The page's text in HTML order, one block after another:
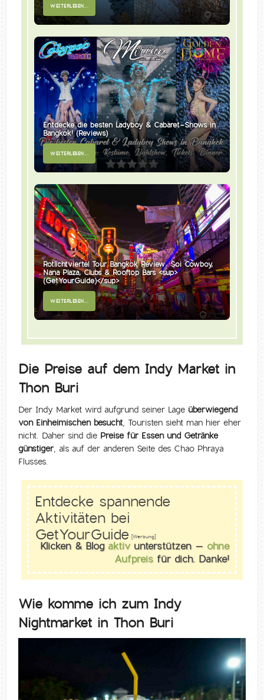
WEITERLESEN...
Entdecke die besten Ladyboy & Cabaret-Shows in
Bangkok! (Reviews)
WEITERLESEN...
Rotlichtviertel Tour Bangkok Review: Soi Cowboy,
Nana Plaza, Clubs & Rooftop Bars <sup>
(GetYourGuide)</sup>
WEITERLESEN...
Die Preise auf dem Indy Market in
Thon Buri
Der Indy Market wird aufgrund seiner Lage überwiegend
von Einheimischen besucht, Touristen sieht man hier eher
nicht. Daher sind die Preise für Essen und Getränke
günstiger, als auf der anderen Seite des Chao Phraya
Flusses.
Entdecke spannende
Aktivitäten bei
GetYourGuide [Werbung]
Klicken & Blog aktivunterstützen – ohne
Aufpreisfür dich. Danke!
Wie komme ich zum Indy
Nightmarket in Thon Buri